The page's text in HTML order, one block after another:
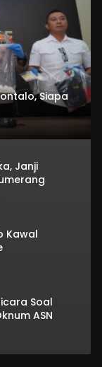
Siapa
Janji
Kawal
Soal
ASN